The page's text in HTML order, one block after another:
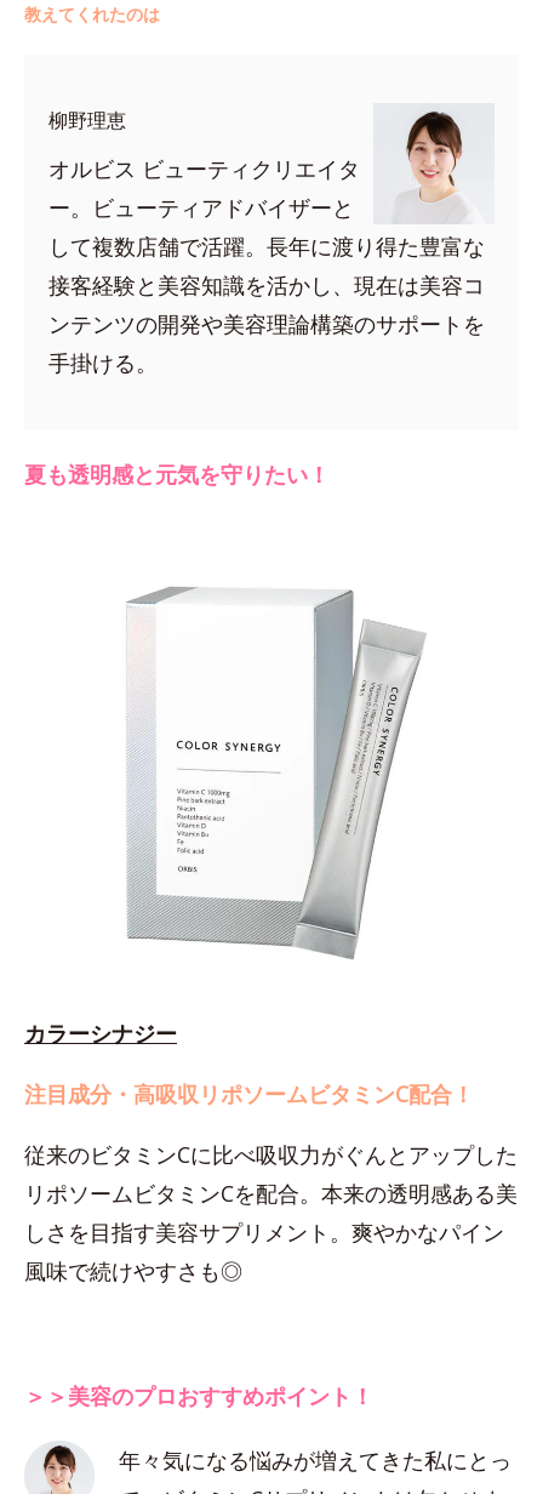
教えてくれたのは
柳野理恵
オルビス ビューティクリエイタ
ー。ビューティアドバイザーと
して複数店舗で活躍。長年に渡り得た豊富な
接客経験と美容知識を活かし、現在は美容コ
ンテンツの開発や美容理論構築のサポートを
手掛ける。
夏も透明感と元気を守りたい！
カラーシナジー
注目成分・高吸収リポソームビタミンC配合！
従来のビタミンCに比べ吸収力がぐんとアップした
リポソームビタミンCを配合。本来の透明感ある美
しさを目指す美容サプリメント。爽やかなパイン
風味で続けやすさも◎
＞＞美容のプロおすすめポイント！
年々気になる悩みが増えてきた私にとっ